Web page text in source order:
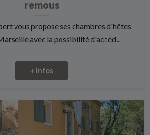
remous
vous propose ses chambres d'hôtes
avec la possibilité d'accéd...
+ infos